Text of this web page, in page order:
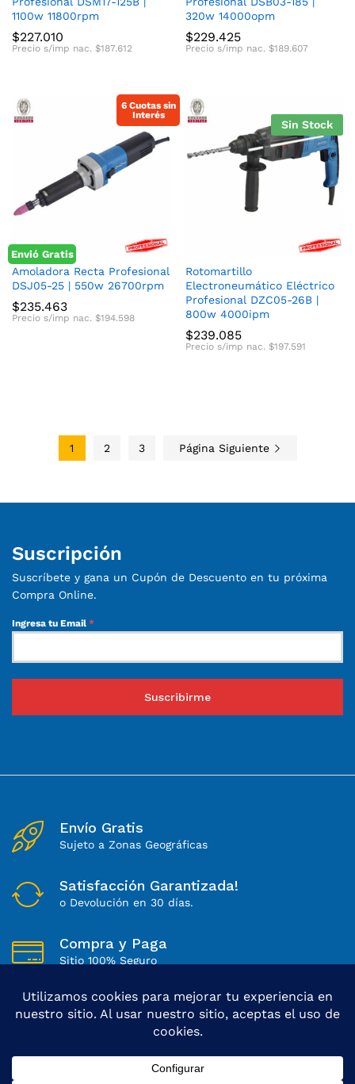
1100w 11800rpm
$227.010
Precio s/imp nac. $187.612
320w 14000opm
$229.425
Precio s/imp nac. $189.607
6 Cuotas sin
Interés
Envió Gratis
Amoladora Recta Profesional
DSJ05-25 | 550w 26700rpm
$235.463
Precio s/imp nac. $194.598
Sin Stock
Rotomartillo
Electroneumático Eléctrico
Profesional DZC05-26B |
800w 4000ipm
$239.085
Precio s/imp nac. $197.591
1 2 3 Página Siguiente
Suscripción
Suscríbete y gana un Cupón de Descuento en tu próxima
Compra Online.
Ingresa tu Email *
Suscribirme
Envío Gratis
Sujeto a Zonas Geográficas
Satisfacción Garantizada!
o Devolución en 30 días.
Compra y Paga
Sitio 100% Seguro
Lunes a Sábados
Soporte Directo de 8 a 18Hs